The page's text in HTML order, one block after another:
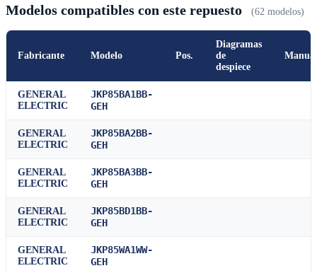
Modelos compatibles con este repuesto (62 modelos)
Fabricante Modelo Pos.
Diagramas
de
despiece
Manual
GENERAL
ELECTRIC
JKP85BA1BB-
GEH
GENERAL
ELECTRIC
JKP85BA2BB-
GEH
GENERAL
ELECTRIC
JKP85BA3BB-
GEH
GENERAL
ELECTRIC
JKP85BD1BB-
GEH
GENERAL
ELECTRIC
JKP85WA1WW-
GEH